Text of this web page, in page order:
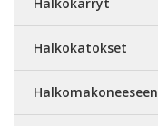
Halkokatokset
Halkomakoneeseen